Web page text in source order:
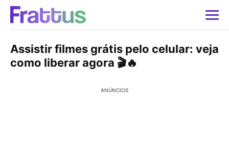
Assistir filmes grátis pelo celular: veja
como liberar agora 🎬🔥
ANÚNCIOS